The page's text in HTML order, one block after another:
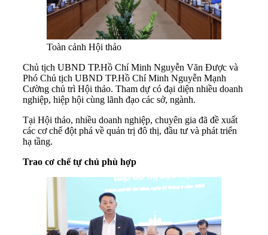
Toàn cảnh Hội thảo
Chủ tịch UBND TP.Hồ Chí Minh Nguyễn Văn Được và
Phó Chủ tịch UBND TP.Hồ Chí Minh Nguyễn Mạnh
Cường chủ trì Hội thảo. Tham dự có đại diện nhiều doanh
nghiệp, hiệp hội cùng lãnh đạo các sở, ngành.
Tại Hội thảo, nhiều doanh nghiệp, chuyên gia đã đề xuất
các cơ chế đột phá về quản trị đô thị, đầu tư và phát triển
hạ tầng.
Trao cơ chế tự chủ phù hợp